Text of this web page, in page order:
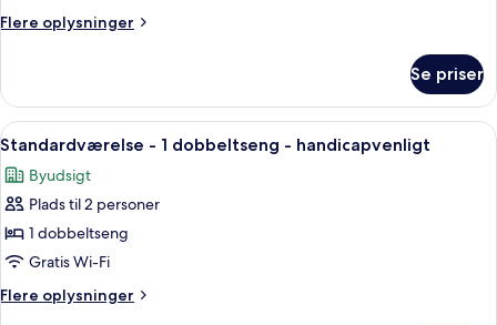
Flere oplysninger
Flere
-
enkeltsenge
Se priser
Indlæs
alle
billeder
af
Standardværelse
-
1
dobbeltseng
Et hotelværelse med en seng, to
6
Standardværelse - 1 dobbeltseng - handicapvenligt
Byudsigt
Plads til 2 personer
1 dobbeltseng
Gratis Wi-Fi
Flere oplysninger
Flere